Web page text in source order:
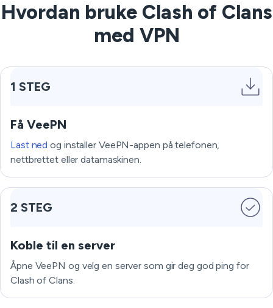
Hvordan bruke Clash of Clans
med VPN
1 STEG
Få VeePN
Last ned og installer VeePN-appen på telefonen,
nettbrettet eller datamaskinen.
2 STEG
Koble til en server
Åpne VeePN og velg en server som gir deg god ping for
Clash of Clans.